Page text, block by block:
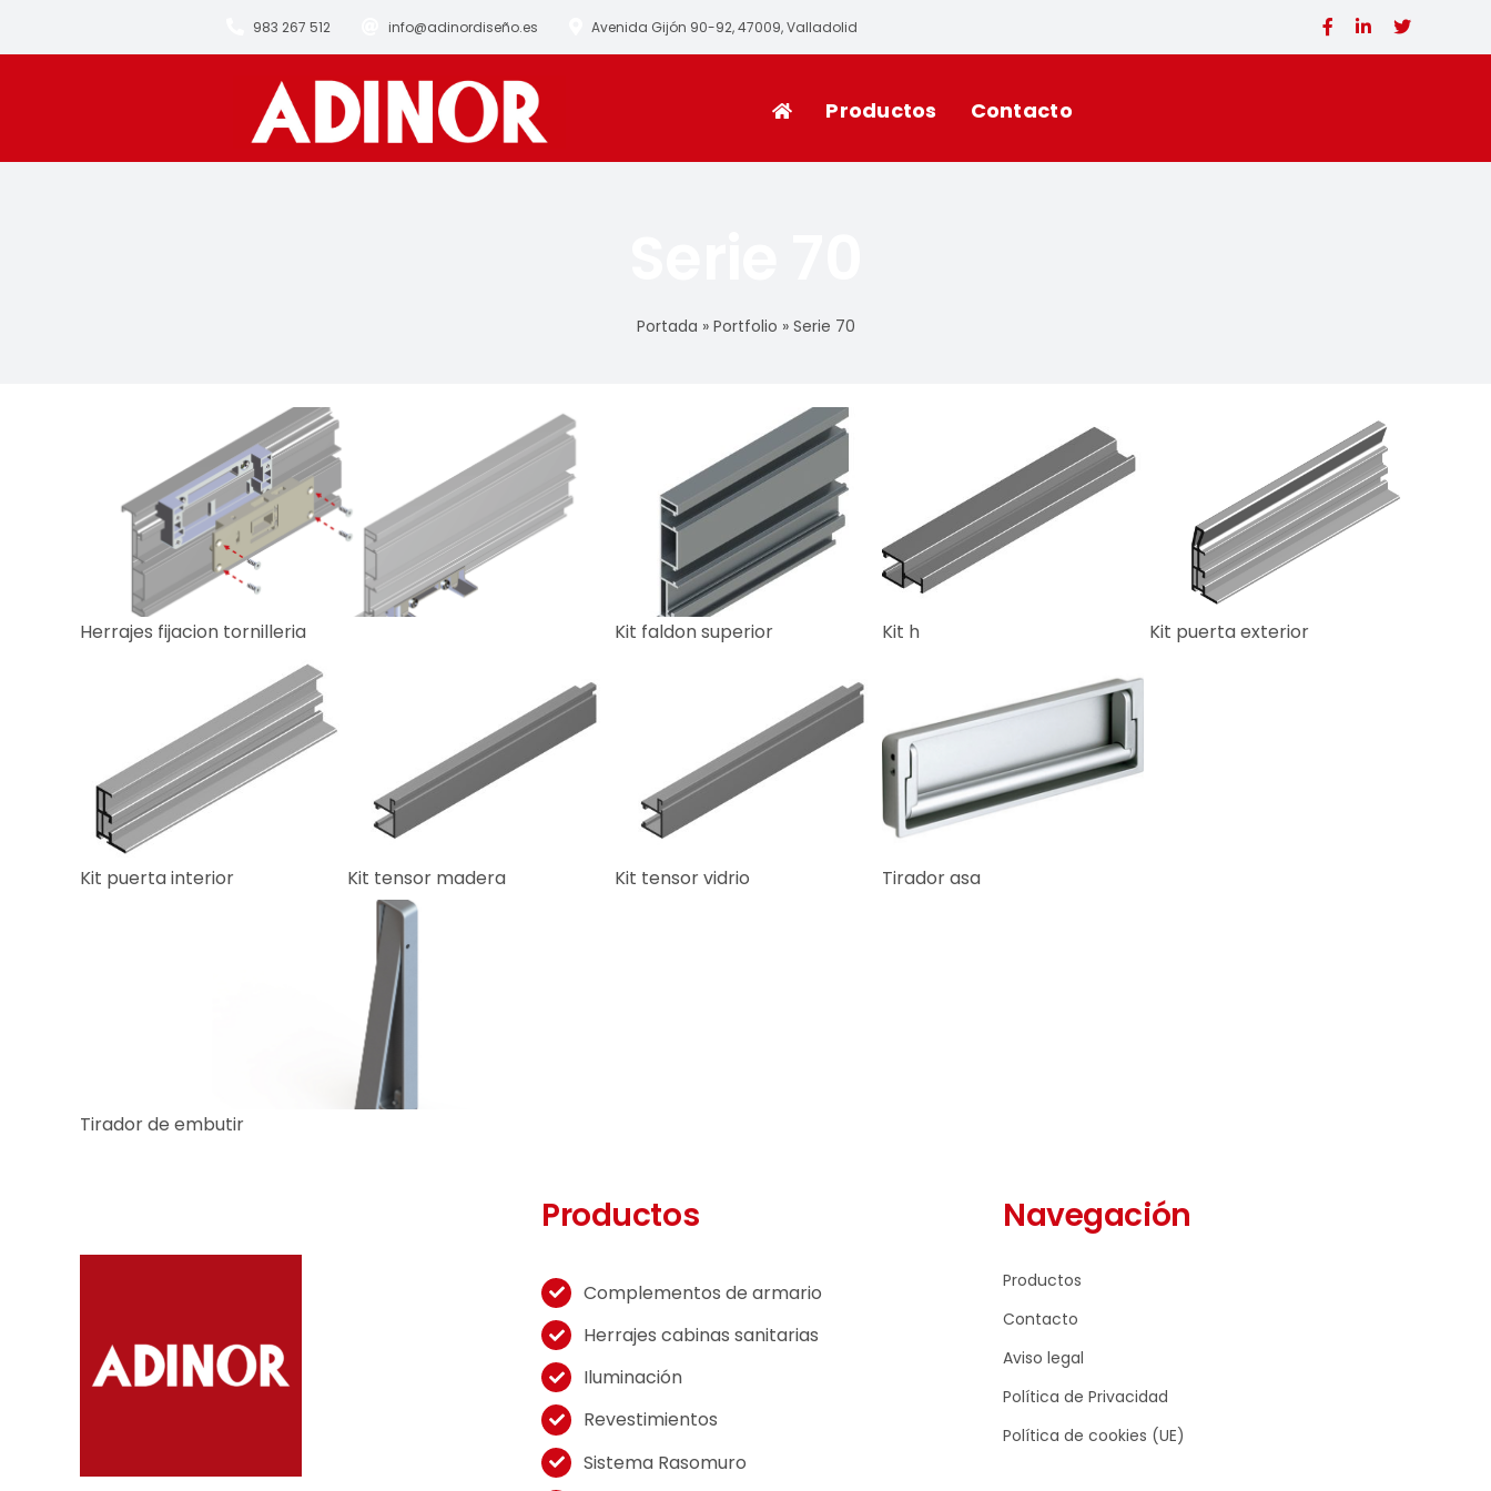
983 267 512 info@adinordiseño.es Avenida Gijón 90-92, 47009, Valladolid
Productos Contacto
Portada » Portfolio » Serie 70
Herrajes fijacion tornilleria Kit faldon superior Kit h Kit puerta exterior
Kit puerta interior Kit tensor madera Kit tensor vidrio Tirador asa
Tirador de embutir
Productos
Complementos de armario
Herrajes cabinas sanitarias
Iluminación
Revestimientos
Sistema Rasomuro
Navegación
Productos
Contacto
Aviso legal
Política de Privacidad
Política de cookies (UE)